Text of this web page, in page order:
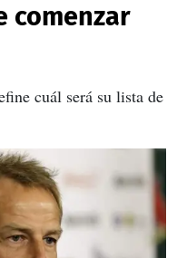
comenzar
cuál será su lista de